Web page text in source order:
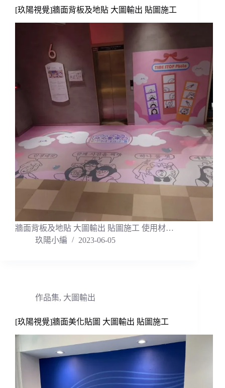
[玖陽視覺]牆面背板及地貼 大圖輸出 貼圖施工
牆面背板及地貼 大圖輸出 貼圖施工 使用材…
玖陽小編
2023-06-05
作品集, 大圖輸出
[玖陽視覺]牆面美化貼圖 大圖輸出 貼圖施工